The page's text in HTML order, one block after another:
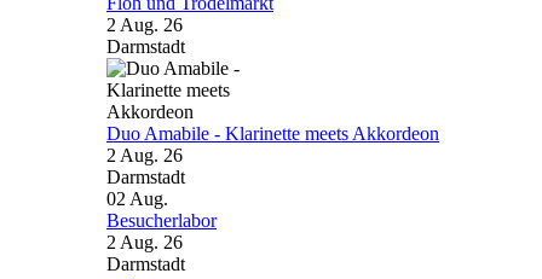
2 Aug. 26
Darmstadt
Duo Amabile - Klarinette meets Akkordeon
2 Aug. 26
Darmstadt
02 Aug.
Besucherlabor
2 Aug. 26
Darmstadt